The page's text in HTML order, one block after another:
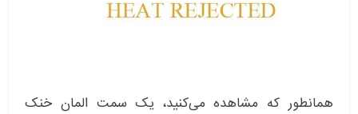
همانطور که مشاهده می‌کنید، یک سمت المان خنک